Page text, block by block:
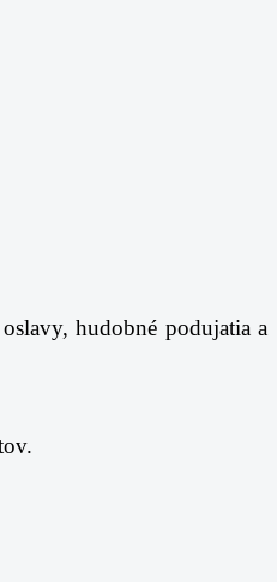
hudobné podujatia a